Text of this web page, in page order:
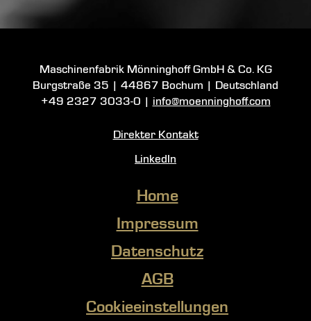
Maschinenfabrik Mönninghoff GmbH & Co. KG
Burgstraße 35
44867 Bochum
| Deutschland
+49 2327 3033-0
info@moenninghoff.com
Direkter Kontakt
LinkedIn
Home
Impressum
Datenschutz
AGB
Cookieeinstellungen